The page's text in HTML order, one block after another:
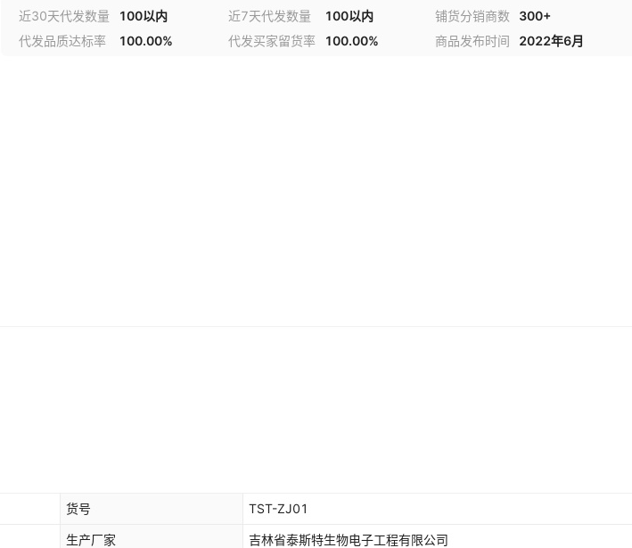
近30天代发数量 100以内 近7天代发数量 100以内 铺货分销商数
300+
代发品质达标率
100.00% 代发买家留货率 100.00% 商品发布时间 2022年6月
货号 TST-ZJ01
生产厂家 吉林省泰斯特生物电子工程有限公司